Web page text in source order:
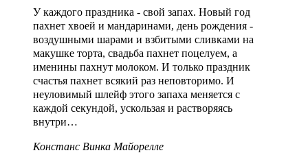
У каждого праздника - свой запах. Новый год
пахнет хвоей и мандаринами, день рождения -
воздушными шарами и взбитыми сливками на
макушке торта, свадьба пахнет поцелуем, а
именины пахнут молоком. И только праздник
счастья пахнет всякий раз неповторимо. И
неуловимый шлейф этого запаха меняется с
каждой секундой, ускользая и растворяясь
внутри…
Констанс Винка Майорелле